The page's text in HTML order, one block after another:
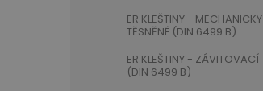
ER KLEŠTINY - MECHANICKY
TĚSNĚNÉ (DIN 6499 B)
ER KLEŠTINY - ZÁVITOVACÍ
(DIN 6499 B)